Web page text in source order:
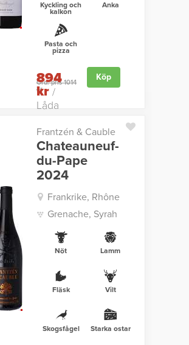
Kyckling och
kalkon
Anka
Pasta och
pizza
Ord. pris 1014
kr
894
kr/
Låda
Köp
Frantzén & Cauble
Chateauneuf-
du-Pape
2024
Frankrike, Rhône
Grenache, Syrah
Nöt Lamm
Fläsk Vilt
Skogsfågel Starka ostar